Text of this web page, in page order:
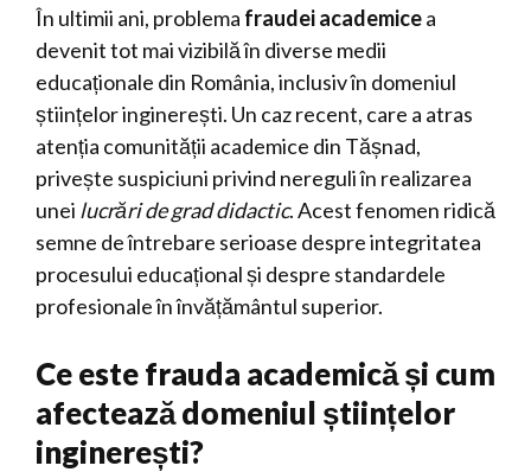
În ultimii ani, problema fraudei academicea
devenit tot mai vizibilă în diverse medii
educaționale din România, inclusiv în domeniul
științelor inginerești. Un caz recent, care a atras
atenția comunității academice din Tășnad,
privește suspiciuni privind nereguli în realizarea
unei lucrări de grad didactic. Acest fenomen ridică
semne de întrebare serioase despre integritatea
procesului educațional și despre standardele
profesionale în învățământul superior.
Ce este frauda academică și cum
afectează domeniul științelor
inginerești?